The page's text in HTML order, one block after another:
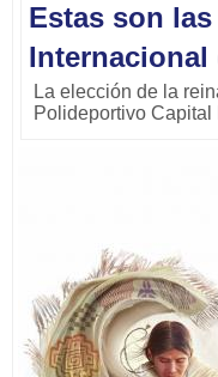
Estas son
Internacional
La elección de la
Polideportivo Capital